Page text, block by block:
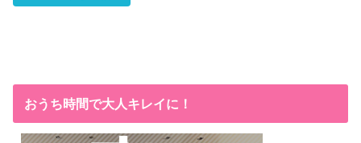
おうち時間で大人キレイに！